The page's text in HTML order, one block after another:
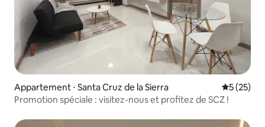
Appartement ⋅ Santa Cruz de la Sierra
5 (25)
Promotion spéciale : visitez-nous et profitez de SCZ !